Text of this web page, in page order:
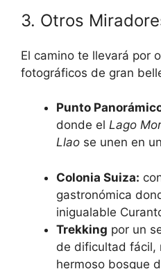
3. Otros
El camino te llevará por
fotográficos de gran
Punto
donde el Lago
Llao se unen en
Colonia Suiza:
gastronómica
inigualable
Trekking por un
de dificultad fácil,
hermoso bosque